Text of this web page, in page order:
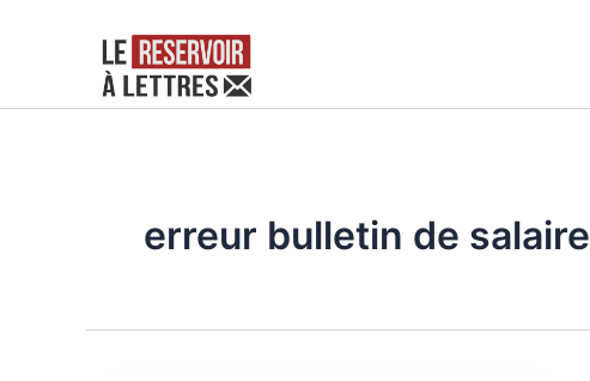
erreur bulletin de salaire